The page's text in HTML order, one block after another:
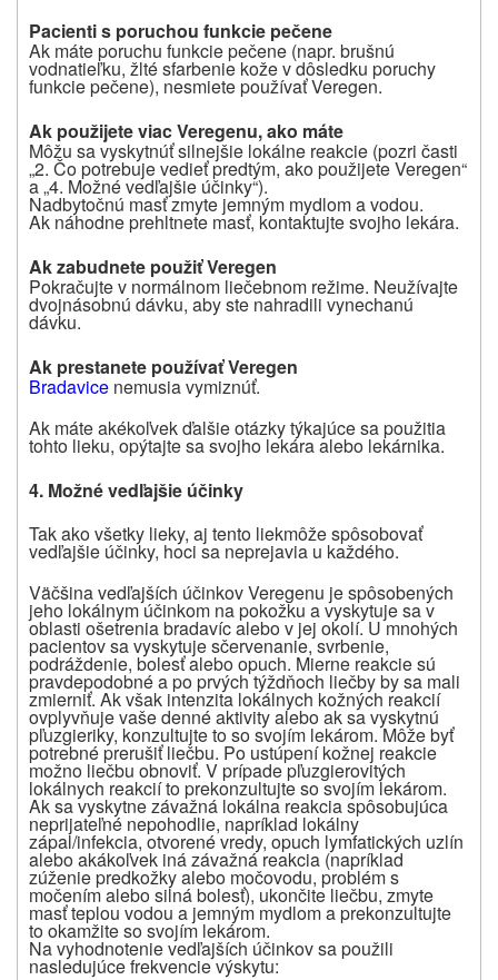
Pacienti s poruchou funkcie pečene
Ak máte poruchu funkcie pečene (napr. brušnú
vodnatieľku, žlté sfarbenie kože v dôsledku poruchy
funkcie pečene), nesmiete používať Veregen.
Ak použijete viac Veregenu, ako máte
Môžu sa vyskytnúť silnejšie lokálne reakcie (pozri časti
„2. Čo potrebuje vedieť predtým, ako použijete Veregen“
a„4. Možné vedľajšie účinky“).
Nadbytočnú masť zmyte jemným mydlom a vodou.
Ak náhodne prehltnete masť, kontaktujte svojho lekára.
Ak zabudnete použiť Veregen
Pokračujte v normálnom liečebnom režime. Neužívajte
dvojnásobnú dávku, aby ste nahradili vynechanú
dávku.
Ak prestanete používať Veregen
Bradavice nemusia vymiznúť.
Ak máte akékoľvek ďalšie otázky týkajúce sa použitia
tohto lieku, opýtajte sa svojho lekára alebo lekárnika.
4. Možné vedľajšie účinky
Tak ako všetky lieky, aj tento liekmôže spôsobovať
vedľajšie účinky, hoci sa neprejavia u každého.
Väčšina vedľajších účinkov Veregenu je spôsobených
jeho lokálnym účinkom na pokožku a vyskytuje sa v
oblasti ošetrenia bradavíc alebo v jej okolí. U mnohých
pacientov sa vyskytuje sčervenanie, svrbenie,
podráždenie, bolesť alebo opuch. Mierne reakcie sú
pravdepodobné a po prvých týždňoch liečby by sa mali
zmierniť. Ak však intenzita lokálnych kožných reakcií
ovplyvňuje vaše denné aktivity alebo ak sa vyskytnú
pľuzgieriky, konzultujte to so svojím lekárom. Môže byť
potrebné prerušiť liečbu. Po ustúpení kožnej reakcie
možno liečbu obnoviť. V prípade pľuzgierovitých
lokálnych reakcií to prekonzultujte so svojím lekárom.
Ak sa vyskytne závažná lokálna reakcia spôsobujúca
neprijateľné nepohodlie, napríklad lokálny
zápal/infekcia, otvorené vredy, opuch lymfatických uzlín
alebo akákoľvek iná závažná reakcia (napríklad
zúženie predkožky alebo močovodu, problém s
močením alebo silná bolesť), ukončite liečbu, zmyte
masť teplou vodou a jemným mydlom a prekonzultujte
to okamžite so svojím lekárom.
Na vyhodnotenie vedľajších účinkov sa použili
nasledujúce frekvencie výskytu: